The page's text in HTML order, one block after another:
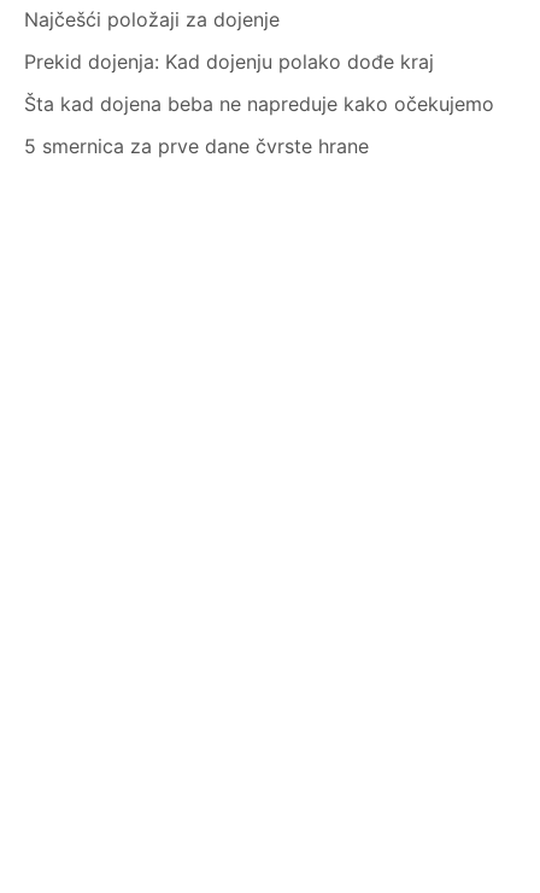
Najčešći položaji za dojenje
Prekid dojenja: Kad dojenju polako dođe kraj
Šta kad dojena beba ne napreduje kako očekujemo
5 smernica za prve dane čvrste hrane